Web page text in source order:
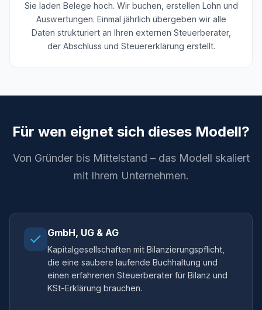
Sie laden Belege hoch. Wir buchen, erstellen Lohn und
Auswertungen. Einmal jährlich übergeben wir alle
Daten strukturiert an Ihren externen Steuerberater,
der Abschluss und Steuererklärung erstellt.
Für wen eignet sich dieses Modell?
Von Gründer bis Mittelstand – das Modell skaliert
mit Ihrem Unternehmen.
GmbH, UG & AG
Kapitalgesellschaften mit Bilanzierungspflicht,
die eine saubere laufende Buchhaltung und
einen erfahrenen Steuerberater für Bilanz und
KSt-Erklärung brauchen.